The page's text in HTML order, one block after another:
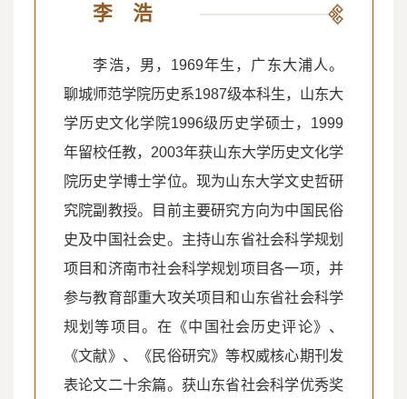
李 浩
李浩，男，1969年生，广东大浦人。
聊城师范学院历史系1987级本科生，山东大
学历史文化学院1996级历史学硕士，1999
年留校任教，2003年获山东大学历史文化学
院历史学博士学位。现为山东大学文史哲研
究院副教授。目前主要研究方向为中国民俗
史及中国社会史。主持山东省社会科学规划
项目和济南市社会科学规划项目各一项，并
参与教育部重大攻关项目和山东省社会科学
规划等项目。在《中国社会历史评论》、
《文献》、《民俗研究》等权威核心期刊发
表论文二十余篇。获山东省社会科学优秀奖